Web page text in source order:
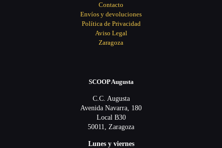
Contacto
Envíos y devoluciones
Política de Privacidad
Aviso Legal
Zaragoza
SCOOP Augusta
C.C. Augusta
Avenida Navarra, 180
Local B30
50011, Zaragoza
Lunes y viernes